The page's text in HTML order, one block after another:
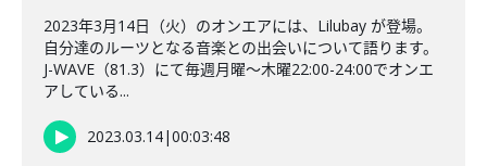
2023年3月14日（火）のオンエアには、Lilubay が登場。
自分達のルーツとなる音楽との出会いについて語ります。
J-WAVE（81.3）にて毎週月曜～木曜22:00-24:00でオンエ
アしている...
2023.03.14|00:03:48